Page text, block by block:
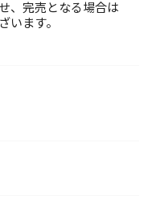
、完売となる場合は
います。